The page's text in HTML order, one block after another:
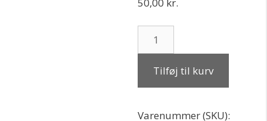
antal
Tilføj til kurv
Varenummer (SKU):